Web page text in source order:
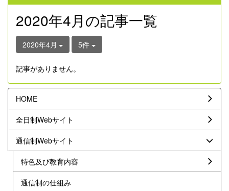
2020年4月の記事一覧
2020年4月 5件
記事がありません。
HOME
全日制Webサイト
通信制Webサイト
特色及び教育内容
通信制の仕組み